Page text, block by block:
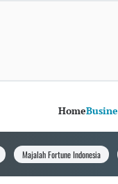
Home
Majalah Fortune Indonesia